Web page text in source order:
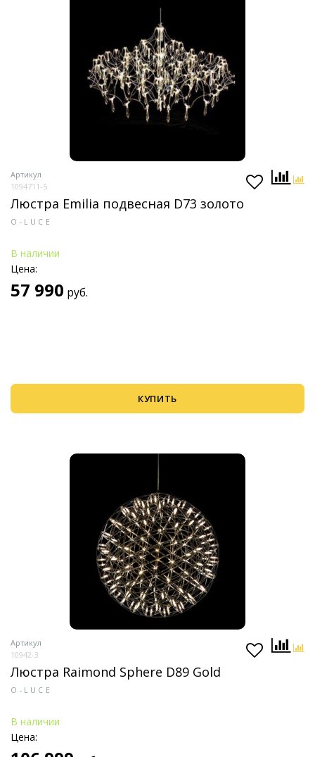
Артикул
1094711-5
Люстра Emilia подвесная D73 золото
O-LUCE
В наличии
Цена:
57 990 руб.
КУПИТЬ
Артикул
10942-3
Люстра Raimond Sphere D89 Gold
O-LUCE
В наличии
Цена: